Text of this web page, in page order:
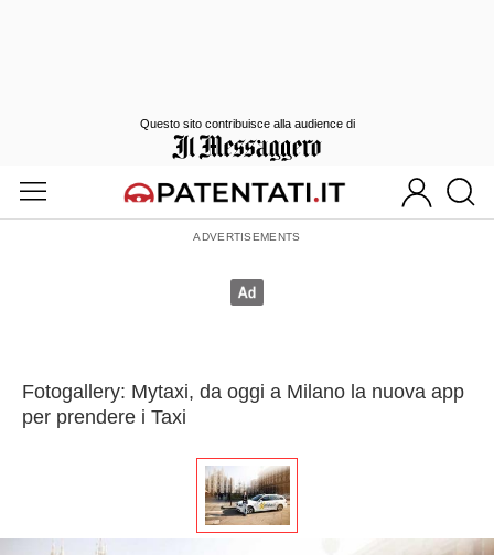
Fotogallery: Mytaxi, da oggi a Milano la nuova app
per prendere i Taxi
Questo sito contribuisce alla audience di